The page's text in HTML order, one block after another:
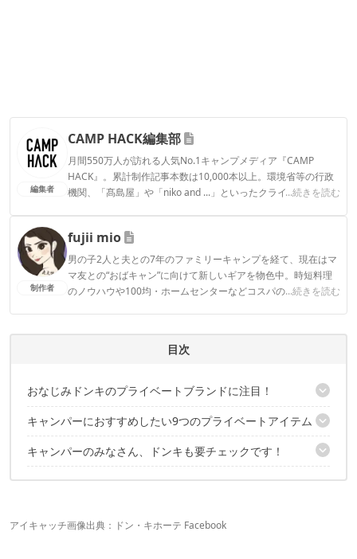
編集者
CAMP HACK編集部
月間550万人が訪れる人気No.1キャンプメディア『CAMP
HACK』。累計制作記事本数は10,000本以上。環境省等の行政
機関、「髙島屋」や「niko and ...」といったクライアントとの
...続きを読む
CAMP HACK編集部のプロフィール
制作者
fujii mio
男の子2人と夫との7年のファミリーキャンプを経て、現在はマ
マ友との“おばキャン”に向けて新しいギアを物色中。時短料理
のノウハウや100均・ホームセンターなどコスパの良好なギア
...続きを読む
fujii mioのプロフィール目次
おなじみドンキのプライベートブランドに注目！
「情熱価格」は、安いだけじゃない！
キャンパーにおすすめしたい9つのプライベートアイテム
1. イワタニのコンロが情熱的な赤に変身！「達人スリムⅡ」
5. そろそろマストで装備したい「360°撮影カメラ搭載ドライブレ
キャンパーのみなさん、ドンキも要チェックです！
アイキャッチ画像出典： ドン・キホーテ Facebook